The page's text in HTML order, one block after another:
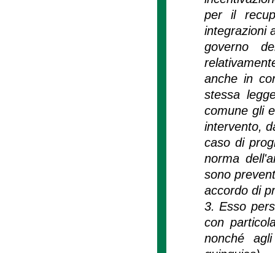
per il
integrazioni
governo
anche in
stessa
comune gli
intervento,
caso di
norma
sono
accordo di
3. Esso
con
nonché